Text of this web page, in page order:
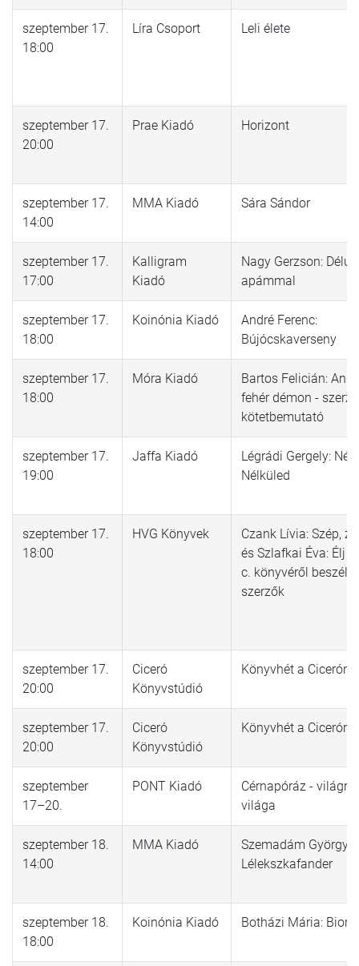
szeptember 17.
18:00
Líra Csoport Leli élete
szeptember 17.
20:00
Prae Kiadó Horizont
szeptember 17.
14:00
MMA Kiadó Sára Sándor
szeptember 17.
17:00
Kalligram
Kiadó
Nagy Gerzson:
apámmal
szeptember 17.
18:00
Koinónia Kiadó
André Ferenc:
Bújócskaverseny
szeptember 17.
18:00
Móra Kiadó
Bartos Felicián:
fehér démon -
kötetbemutató
szeptember 17.
19:00
Jaffa Kiadó
Légrádi Gergely:
Nélküled
szeptember 17.
18:00
HVG Könyvek
Czank Lívia: Szép,
és Szlafkai Éva: Élj
c. könyvéről
szerzők
szeptember 17.
20:00
Ciceró
Könyvstúdió
Könyvhét a Cicerón
szeptember 17.
20:00
Ciceró
Könyvstúdió
Könyvhét a Cicerón
szeptember
17–20.
PONT Kiadó
Cérnapóráz -
világa
szeptember 18.
14:00
MMA Kiadó
Szemadám György:
Lélekszkafander
szeptember 18.
18:00
Koinónia Kiadó Botházi Mária: